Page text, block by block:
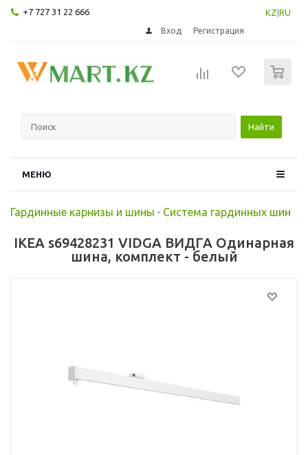
+7 727 31 22 666 KZ RU
Вход Регистрация
Найти
МЕНЮ
Гардинные карнизы и шины - Система гардинных шин
IKEA s69428231 VIDGA ВИДГА Одинарная
шина, комплект - белый